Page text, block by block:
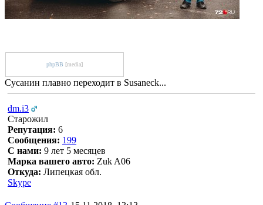
phpBB [media]
Сусанин плавно переходит в Susaneck...
dm.i3
Старожил
Репутация: 6
Сообщения: 199
С нами: 9 лет 5 месяцев
Марка вашего авто: Zuk A06
Откуда: Липецкая обл.
Skype